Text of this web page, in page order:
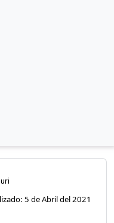
5 de Abril del 2021